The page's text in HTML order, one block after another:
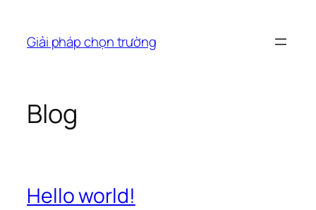
phầnGiải pháp chọn trường
Blog
Hello world!